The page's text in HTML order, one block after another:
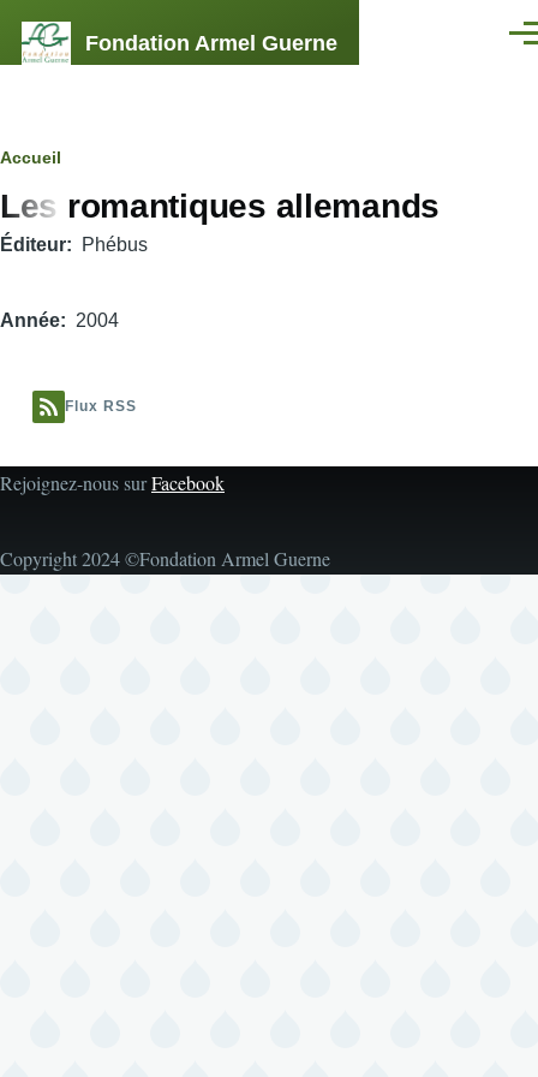
Fondation Armel Guerne
Fil
d'Ariane
Accueil
Les romantiques allemands
Éditeur Phébus
Année 2004
Flux RSS
Rejoignez-nous surFacebook
Copyright 2024 ©Fondation Armel Guerne